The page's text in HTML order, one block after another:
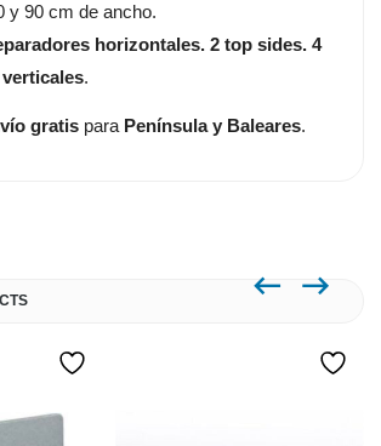
y 90 cm de ancho.
horizontales. 2 top sides. 4
.
gratis para Península y Baleares.